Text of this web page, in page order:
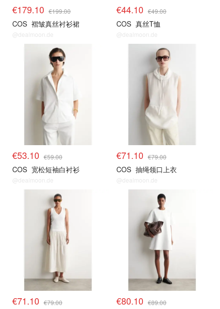
€179.10 €199.00
COS 褶皱真丝衬衫裙
@dealmoon.de
€44.10 €49.00
COS 真丝T恤
@dealmoon.de
€53.10 €59.00
COS 宽松短袖白衬衫
@dealmoon.de
€71.10 €79.00
COS 抽绳领口上衣
@dealmoon.de
€71.10 €79.00 €80.10 €89.00